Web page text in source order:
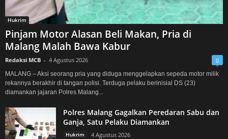
Hukrim
Pinjam Motor Alasan Beli Makan, Pria di
Malang Malah Bawa Kabur
Redaksi MCB - 4 Agustus 2026 0
MALANG – Aksi seorang pria yang diduga menggelapkan sepeda motor milik
rekannya berakhir di tangan polisi. Terduga pelaku berinisial DS (23)
diamankan jajaran Polres Malang...
Polres Malang Gagalkan Peredaran Sabu dan
Ganja, Satu Pelaku Diamankan
Hukrim 4 Agustus 2026